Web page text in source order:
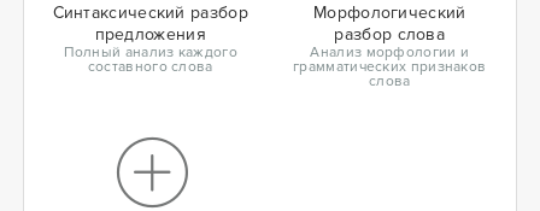
Синтаксический разбор
предложения
Полный анализ каждого
составного слова
Морфологический
разбор слова
Анализ морфологии и
грамматических признаков
слова